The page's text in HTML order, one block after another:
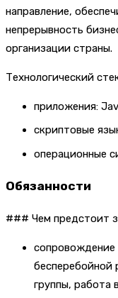
направление,
непрерывность
организации страны.
Технологический
приложения:
скриптовые
операционные
Обязанности
### Чем предстоит
сопровождение
бесперебойной
группы, работа